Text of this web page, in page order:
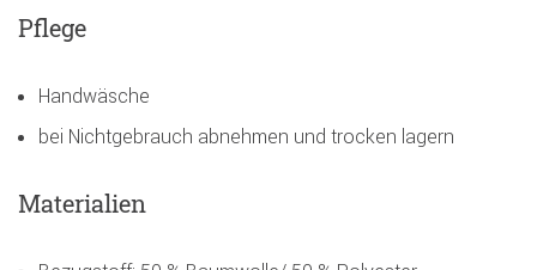
Pflege
Handwäsche
bei Nichtgebrauch abnehmen und trocken lagern
Materialien